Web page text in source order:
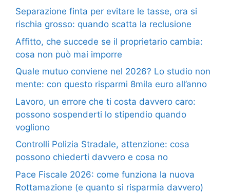
Separazione finta per evitare le tasse, ora si
rischia grosso: quando scatta la reclusione
Affitto, che succede se il proprietario cambia:
cosa non può mai imporre
Quale mutuo conviene nel 2026? Lo studio non
mente: con questo risparmi 8mila euro all’anno
Lavoro, un errore che ti costa davvero caro:
possono sospenderti lo stipendio quando
vogliono
Controlli Polizia Stradale, attenzione: cosa
possono chiederti davvero e cosa no
Pace Fiscale 2026: come funziona la nuova
Rottamazione (e quanto si risparmia davvero)